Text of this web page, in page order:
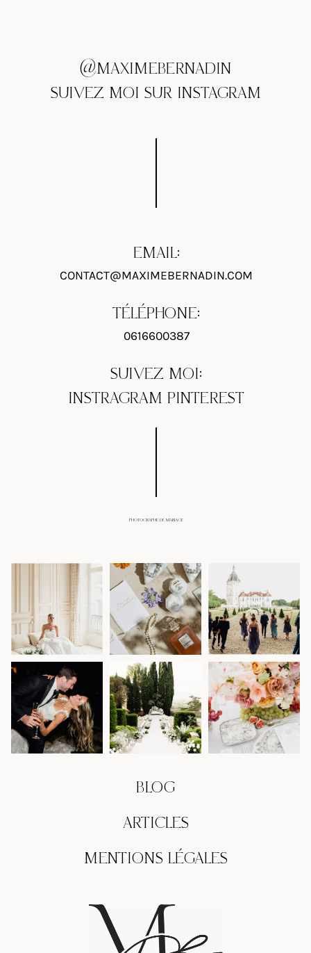
@MAXIMEBERNADIN
SUIVEZ MOI SUR INSTAGRAM
EMAIL:
CONTACT@MAXIMEBERNADIN.COM
TÉLÉPHONE:
0616600387
SUIVEZ MOI:
INSTRAGRAM PINTEREST
PHOTOGRAPHE DE MARIAGE
BLOG
ARTICLES
MENTIONS LÉGALES